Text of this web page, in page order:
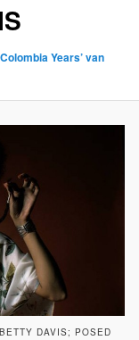
Years’ van
DAVIS; POSED